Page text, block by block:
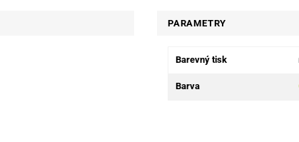
PARAMETRY
Barevný tisk
Barva